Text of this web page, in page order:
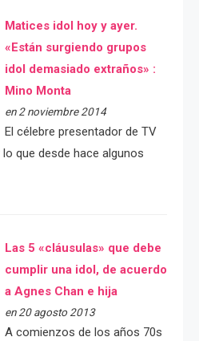
Matices idol hoy y ayer.
«Están surgiendo grupos
idol demasiado extraños» :
Mino Monta
en 2 noviembre 2014
El célebre presentador de TV
que desde hace algunos
Las 5 «cláusulas» que debe
cumplir una idol, de acuerdo
a Agnes Chan e hija
en 20 agosto 2013
A comienzos de los años 70s